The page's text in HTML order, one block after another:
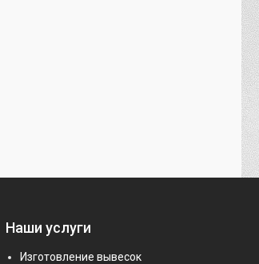
Наши услуги
Изготовление вывесок